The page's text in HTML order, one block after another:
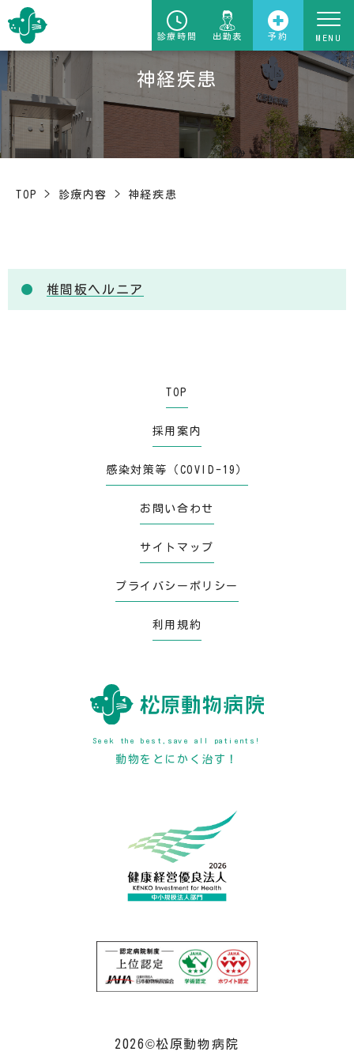
診療時間 出勤表 予約
神経疾患
TOP > 診療内容 > 神経疾患
椎間板ヘルニア
TOP
採用案内
感染対策等（COVID-19）
お問い合わせ
サイトマップ
プライバシーポリシー
利用規約
Seek the best,save all patients!
動物をとにかく治す！
2026©松原動物病院